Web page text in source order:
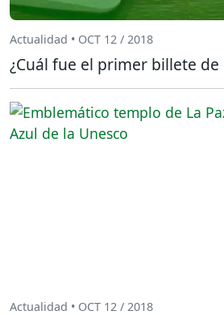
Actualidad • OCT 12 / 2018
¿Cuál fue el primer billete de
Actualidad • OCT 12 / 2018